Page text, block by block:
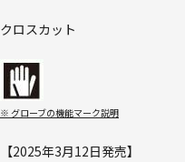
クロスカット
※ グローブの機能マーク説明
【2025年3月12日発売】